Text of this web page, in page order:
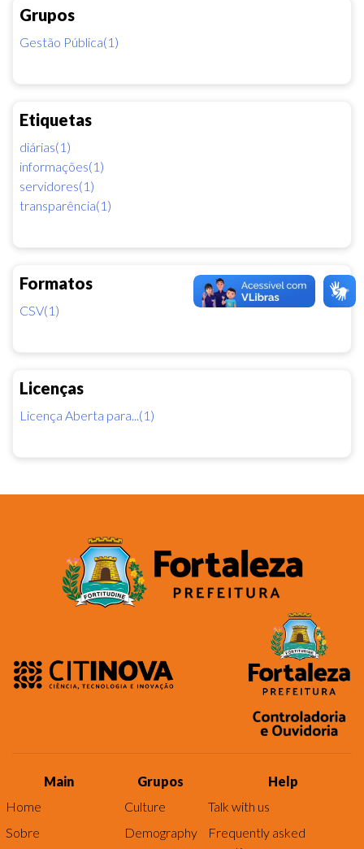
Grupos
Gestão Pública(1)
Etiquetas
diárias(1)
informações(1)
servidores(1)
transparência(1)
Formatos
CSV(1)
Licenças
Licença Aberta para...(1)
Main
Home
Sobre
Grupos
Culture
Demography
Help
Talk with us
Frequently asked